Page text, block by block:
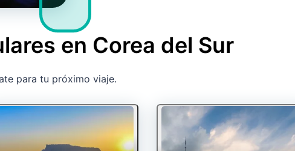
en Corea del Sur
para tu próximo viaje.